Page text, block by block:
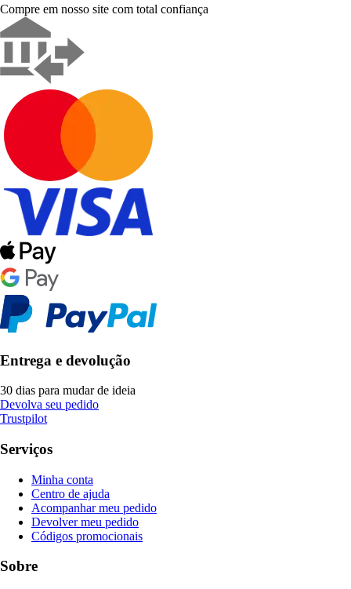
Compre em nosso site com total confiança
Entrega e devolução
30 dias para mudar de ideia
Devolva seu pedido
Trustpilot
Serviços
Minha conta
Centro de ajuda
Acompanhar meu pedido
Devolver meu pedido
Códigos promocionais
Sobre